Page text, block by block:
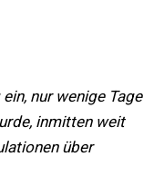
nur wenige Tage
inmitten weit
über